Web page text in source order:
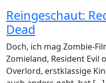
Reingeschaut:
Dead
Doch, ich mag Zombie-
Zomieland, Resident Evil
Overlord, erstklassige